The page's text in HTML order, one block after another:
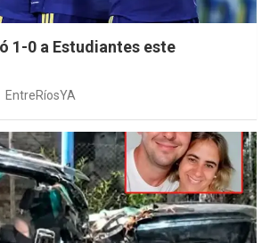
1-0 a Estudiantes este
EntreRíosYA